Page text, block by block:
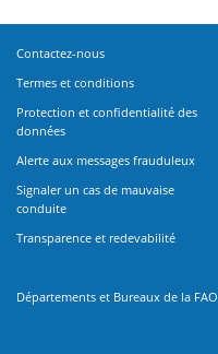
Contactez-nous
Termes et conditions
Protection et confidentialité des
données
Alerte aux messages frauduleux
Signaler un cas de mauvaise
conduite
Transparence et redevabilité
Départements et Bureaux de la FAO